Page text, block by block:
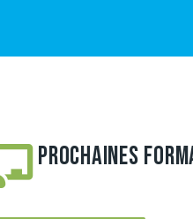
PROCHAINES